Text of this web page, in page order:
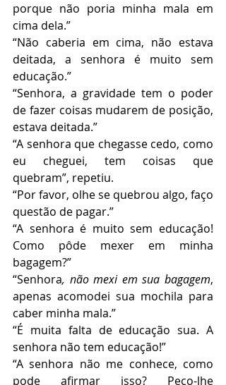
porque não poria minha mala em
cima dela.”
“Não caberia em cima, não estava
deitada, a senhora é muito sem
educação.”
“Senhora, a gravidade tem o poder
de fazer coisas mudarem de posição,
estava deitada.”
“A senhora que chegasse cedo, como
eu cheguei, tem coisas que
quebram”, repetiu.
“Por favor, olhe se quebrou algo, faço
questão de pagar.”
“A senhora é muito sem educação!
Como pôde mexer em minha
bagagem?”
“Senhora, não mexi em sua bagagem,
apenas acomodei sua mochila para
caber minha mala.”
“É muita falta de educação sua. A
senhora não tem educação!”
“A senhora não me conhece, como
pode afirmar isso? Peço-lhe